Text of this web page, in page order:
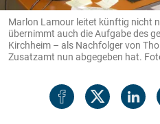
Marlon Lamour leitet künftig nicht
übernimmt auch die Aufgabe des
Kirchheim – als Nachfolger von
Zusatzamt nun abgegeben hat.